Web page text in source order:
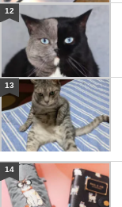
12
13
14